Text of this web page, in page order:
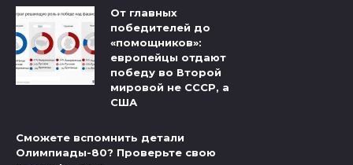
От главных
победителей до
«помощников»:
европейцы отдают
победу во Второй
мировой не СССР, а
США
Сможете вспомнить детали
Олимпиады-80? Проверьте свою